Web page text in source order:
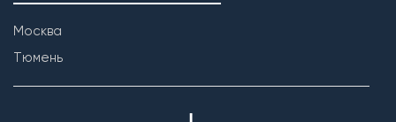
Москва
Тюмень